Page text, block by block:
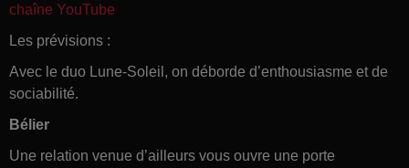
chaîne YouTube
Les prévisions :
Avec le duo Lune-Soleil, on déborde d’enthousiasme et de
sociabilité.
Bélier
Une relation venue d’ailleurs vous ouvre une porte